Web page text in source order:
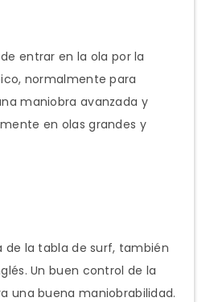
entrar en la ola por la
normalmente para
maniobra avanzada y
en olas grandes y
de la tabla de surf, también
Un buen control de la
una buena maniobrabilidad.